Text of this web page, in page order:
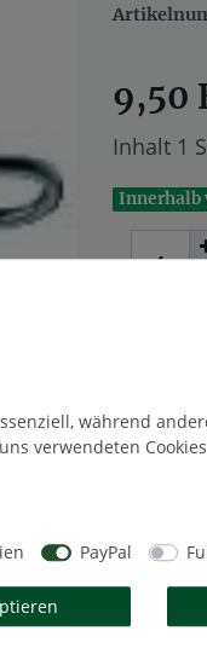
9,50
Inhalt 1
Innerhalb
* inkl.
während
verwendeten
PayPal